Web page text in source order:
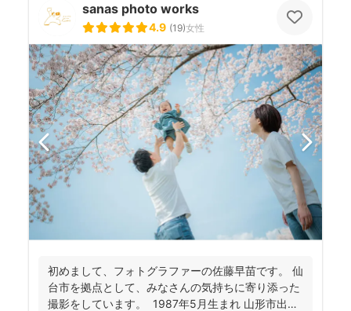
sanas photo works
4.9 (19)女性
初めまして、フォトグラファーの佐藤早苗です。 仙
台市を拠点として、みなさんの気持ちに寄り添った
撮影をしています。 1987年5月生まれ 山形市出